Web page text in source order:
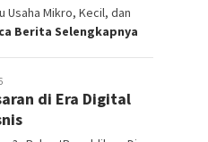
Usaha Mikro, Kecil, dan
Berita Selengkapnya
di Era Digital